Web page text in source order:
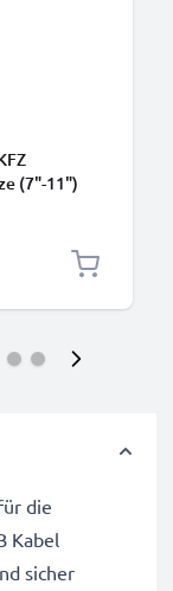
(7"-11")
die
Kabel
sicher